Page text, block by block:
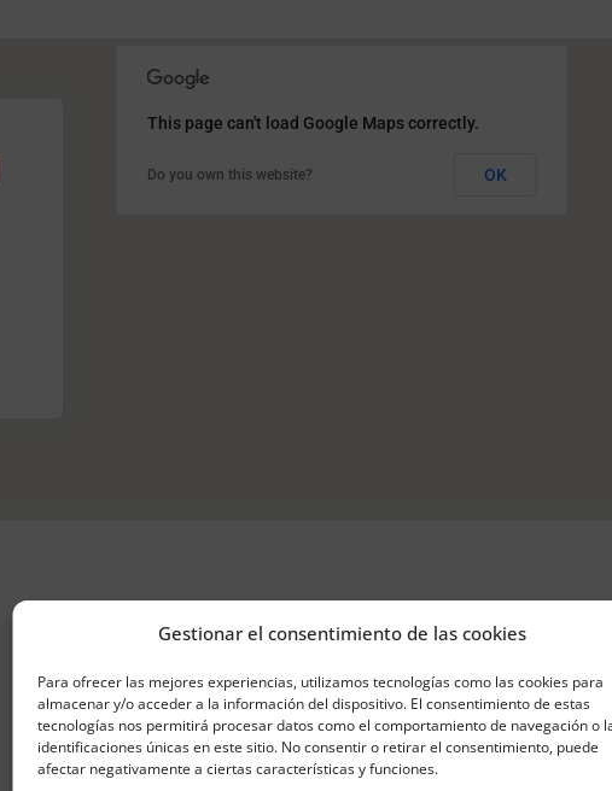
Gestionar el consentimiento de las cookies
Para ofrecer las mejores experiencias, utilizamos tecnologías como las cookies para
almacenar y/o acceder a la información del dispositivo. El consentimiento de estas
tecnologías nos permitirá procesar datos como el comportamiento de navegación o
identificaciones únicas en este sitio. No consentir o retirar el consentimiento, puede
afectar negativamente a ciertas características y funciones.
This page can't load Google Maps correctly.
Do you own this website? OK
GET IN TOUCH